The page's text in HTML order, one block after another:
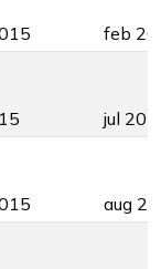
feb
jul
aug